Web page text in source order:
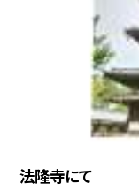
法隆寺にて